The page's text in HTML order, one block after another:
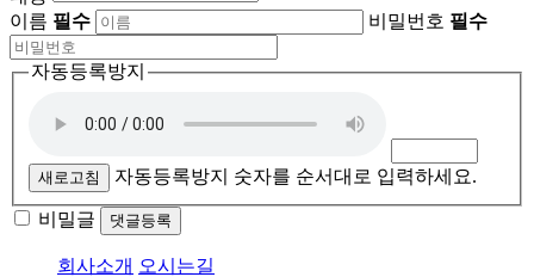
이름 필수 비밀번호 필수
자동등록방지
새로고침 자동등록방지 숫자를 순서대로 입력하세요.
비밀글 댓글등록
회사소개 오시는길